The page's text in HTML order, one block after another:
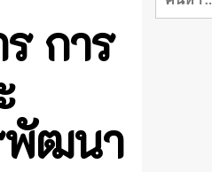
การ
พัฒนา